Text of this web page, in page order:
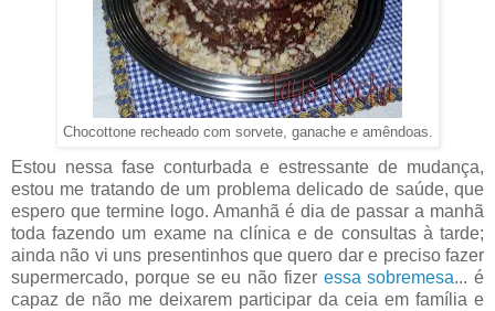
Chocottone recheado com sorvete, ganache e amêndoas.
Estou nessa fase conturbada e estressante de mudança,
estou me tratando de um problema delicado de saúde, que
espero que termine logo. Amanhã é dia de passar a manhã
toda fazendo um exame na clínica e de consultas à tarde;
ainda não vi uns presentinhos que quero dar e preciso fazer
supermercado, porque se eu não fizer essa sobremesa... é
capaz de não me deixarem participar da ceia em família e